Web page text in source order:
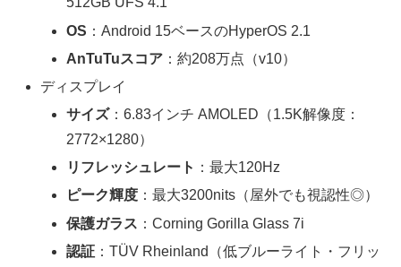
OS ：Android 15ベースのHyperOS 2.1
AnTuTuスコア ：約208万点（v10）
ディスプレイ
サイズ：6.83インチ AMOLED（1.5K解像度：
2772×1280）
リフレッシュレート ：最大120Hz
ピーク輝度 ：最大3200nits（屋外でも視認性◎）
保護ガラス ：Corning Gorilla Glass 7i
認証 ：TÜV Rheinland（低ブルーライト・フリッ